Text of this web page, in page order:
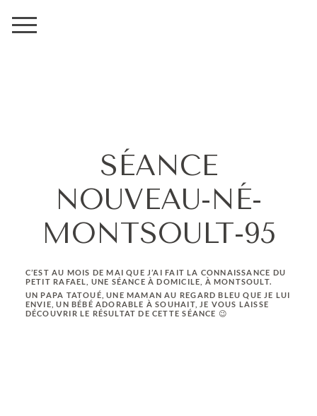
SÉANCE
NOUVEAU-NÉ-
MONTSOULT-95
C’EST AU MOIS DE MAI QUE J’AI FAIT LA CONNAISSANCE DU
PETIT RAFAEL, UNE SÉANCE À DOMICILE, À MONTSOULT.
UN PAPA TATOUÉ, UNE MAMAN AU REGARD BLEU QUE JE LUI
ENVIE, UN BÉBÉ ADORABLE À SOUHAIT, JE VOUS LAISSE
DÉCOUVRIR LE RÉSULTAT DE CETTE SÉANCE 😉